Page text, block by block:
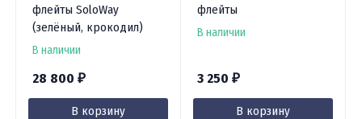
флейты SoloWay
(зелёный, крокодил)
В наличии
28 800 ₽
В корзину
флейты
В наличии
3 250 ₽
В корзину